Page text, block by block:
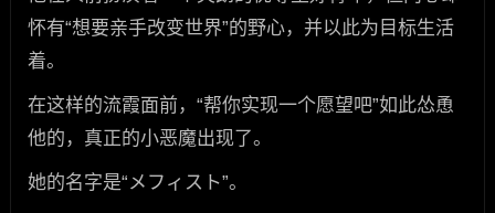
怀有“想要亲手改变世界”的野心，并以此为目标生活
着。
在这样的流霞面前，“帮你实现一个愿望吧”如此怂恿
他的，真正的小恶魔出现了。
她的名字是“メフィスト”。